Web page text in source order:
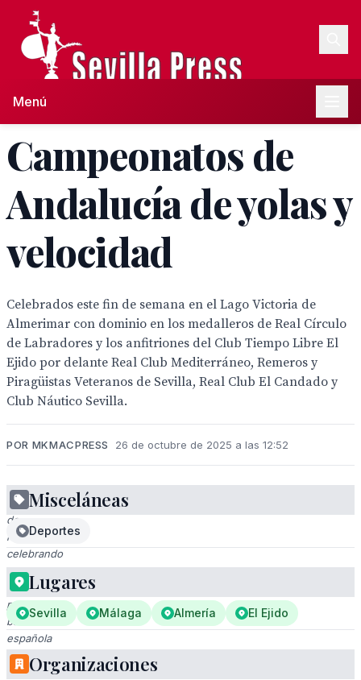
Menú
Campeonatos de
Andalucía de yolas y
velocidad
Celebrados este fin de semana en el Lago Victoria de
Almerimar con dominio en los medalleros de Real Círculo
de Labradores y los anfitriones del Club Tiempo Libre El
Ejido por delante Real Club Mediterráneo, Remeros y
Piragüistas Veteranos de Sevilla, Real Club El Candado y
Club Náutico Sevilla.
POR MKMACPRESS 26 de octubre de 2025 a las 12:52
Equipo
de
remo
celebrando
en
el
podio,
banderas
española
y
nacional
Misceláneas
Deportes
Lugares
Sevilla Málaga Almería El Ejido
Organizaciones